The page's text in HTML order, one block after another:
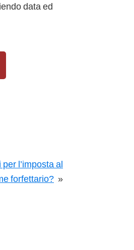
data ed
l’imposta al
forfettario? »